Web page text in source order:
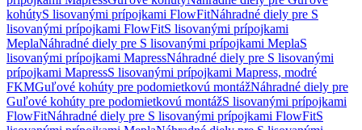
kohútyS lisovanými prípojkami FlowFitNáhradné diely pre S
lisovanými prípojkami FlowFitS lisovanými prípojkami
MeplaNáhradné diely pre S lisovanými prípojkami MeplaS
lisovanými prípojkami MapressNáhradné diely pre S lisovanými
prípojkami MapressS lisovanými prípojkami Mapress, modré
FKMGuľové kohúty pre podomietkovú montážNáhradné diely pre
Guľové kohúty pre podomietkovú montážS lisovanými prípojkami
FlowFitNáhradné diely pre S lisovanými prípojkami FlowFitS